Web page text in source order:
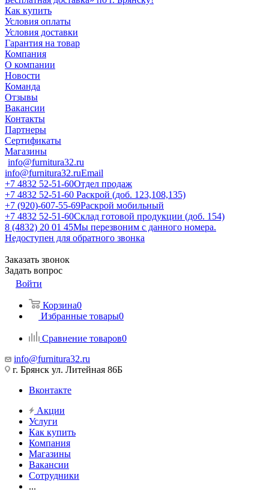
Как купить
Условия оплаты
Условия доставки
Гарантия на товар
Компания
О компании
Новости
Команда
Отзывы
Вакансии
Контакты
Партнеры
Сертификаты
Магазины
info@furnitura32.ru
info@furnitura32.ruEmail
+7 4832 52-51-60Отдел продаж
+7 4832 52-51-60 Раскрой (доб. 123,108,135)
+7 (920)-607-55-69Раскрой мобильный
+7 4832 52-51-60Склад готовой продукции (доб. 154)
8 (4832) 20 01 45Мы перезвоним с данного номера.
Недоступен для обратного звонка
Заказать звонок
Задать вопрос
Войти
Корзина0
Избранные товары0
Сравнение товаров0
info@furnitura32.ru
г. Брянск ул. Литейная 86Б
Вконтакте
Акции
Услуги
Как купить
Компания
Магазины
Вакансии
Сотрудники
...